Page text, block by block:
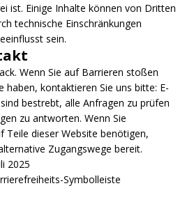
ist. Einige Inhalte können von Dritten
technische Einschränkungen
sein.
Wenn Sie auf Barrieren stoßen
haben, kontaktieren Sie uns bitte: E-
bestrebt, alle Anfragen zu prüfen
zu antworten. Wenn Sie
dieser Website benötigen,
Zugangswege bereit.
2025
Symbolleiste